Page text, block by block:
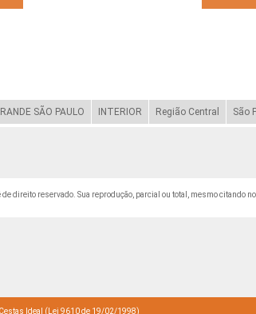
SÃO PAULO INTERIOR Região Central São
de direito reservado. Sua reprodução, parcial ou total, mesmo citando
Cestas Ideal (Lei 9610 de 19/02/1998)